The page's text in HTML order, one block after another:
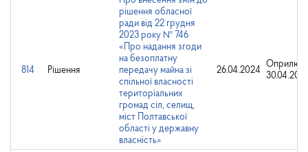
814 Рішення
рішення обласної
ради від 22 грудня
2023 року № 746
«Про надання згоди
на безоплатну
передачу майна зі
спільної власності
територіальних
громад сіл, селищ,
міст Полтавської
області у державну
власність»
26.04.2024